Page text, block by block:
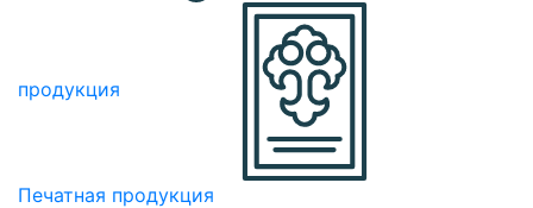
продукция
Печатная продукция